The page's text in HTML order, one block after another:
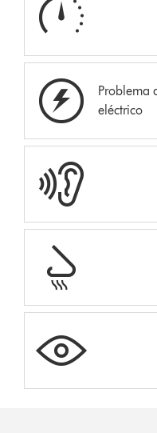
Problema
eléctrico